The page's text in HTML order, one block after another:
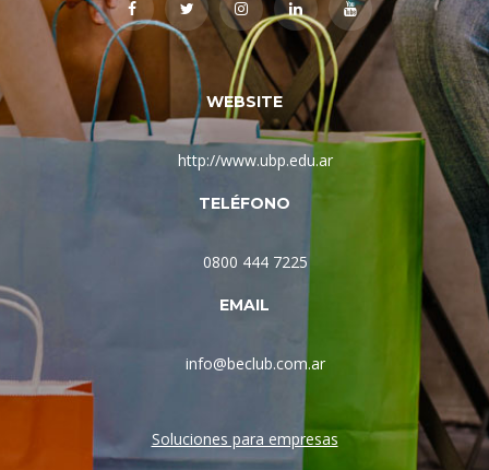
WEBSITE
http://www.ubp.edu.ar
TELÉFONO
0800 444 7225
EMAIL
info@beclub.com.ar
Soluciones para empresas